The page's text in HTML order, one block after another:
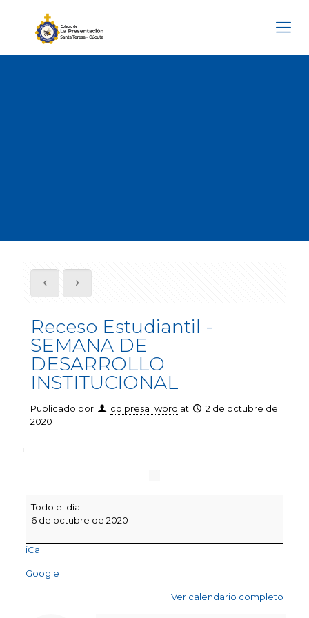
Receso Estudiantil -
SEMANA DE
DESARROLLO
INSTITUCIONAL
Publicado por colpresa_word at
2 de octubre de
2020
Estudiantil
DE
INSTITUCIONAL
Todo el día
6 de octubre de 2020
iCal
Google
Ver calendario completo